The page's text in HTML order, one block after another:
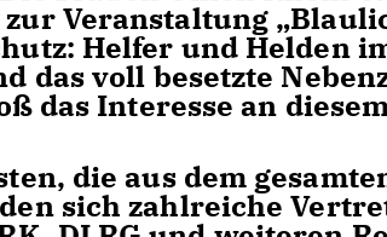
zur Veranstaltung
Helfer und Helden
das voll besetzte
das Interesse an
die aus dem
sich zahlreiche